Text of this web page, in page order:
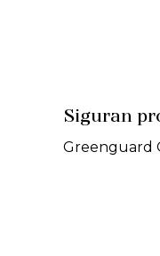
Siguran
Greenguard